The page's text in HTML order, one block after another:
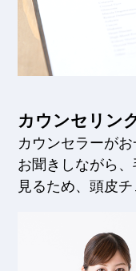
カウンセリン
カウンセラーが
お聞きしながら
見るため、頭皮チ